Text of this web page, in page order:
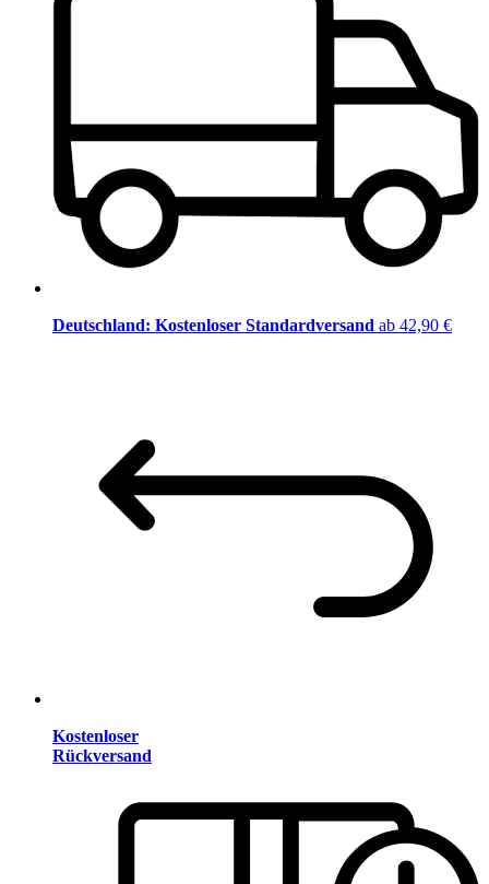
Deutschland: Kostenloser Standardversand ab 42,90 €
Kostenloser
Rückversand